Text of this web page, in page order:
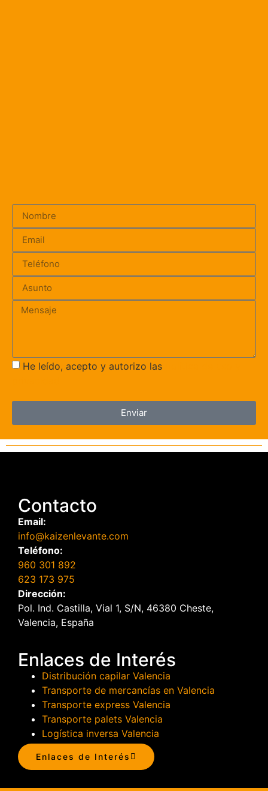
He leído, acepto y autorizo las
Enviar
Contacto
Email:
info@kaizenlevante.com
Teléfono:
960 301 892
623 173 975
Dirección:
Pol. Ind. Castilla, Vial 1, S/N, 46380 Cheste,
Valencia, España
Enlaces de Interés
Distribución capilar Valencia
Transporte de mercancías en Valencia
Transporte express Valencia
Transporte palets Valencia
Logística inversa Valencia
Enlaces de Interés